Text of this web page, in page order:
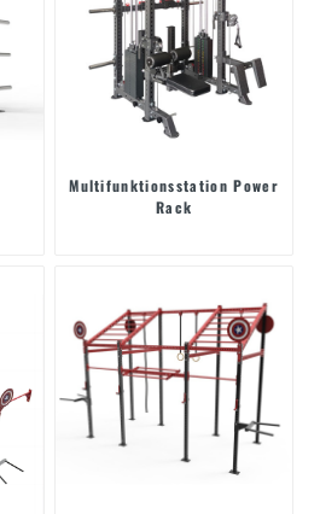
Multifunktionsstation Power
Rack